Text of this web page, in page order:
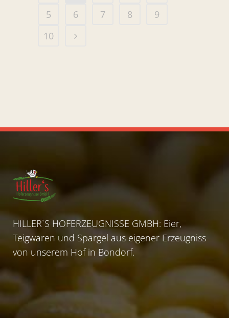
5
6 7 8
9
10
HILLER`S HOFERZEUGNISSE GMBH: Eier,
Teigwaren und Spargel aus eigener Erzeugniss
von unserem Hof in Bondorf.